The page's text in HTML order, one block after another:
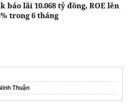
báo lãi 10.068 tỷ đồng, ROE lên
trong 6 tháng
Thuận